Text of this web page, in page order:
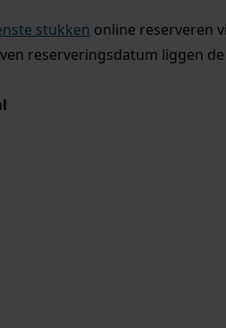
stukken online reserveren
reserveringsdatum liggen